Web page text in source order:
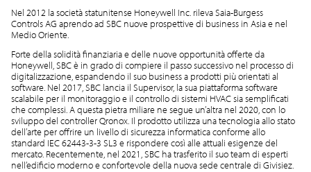
Nel 2012 la società statunitense Honeywell Inc. rileva Saia-Burgess
Controls AG aprendo ad SBC nuove prospettive di business in Asia e nel
Medio Oriente.
Forte della solidità finanziaria e delle nuove opportunità offerte da
Honeywell, SBC è in grado di compiere il passo successivo nel processo di
digitalizzazione, espandendo il suo business a prodotti più orientati al
software. Nel 2017, SBC lancia il Supervisor, la sua piattaforma software
scalabile per il monitoraggio e il controllo di sistemi HVAC sia semplificati
che complessi. A questa pietra miliare ne segue un’altra nel 2020, con lo
sviluppo del controller Qronox. Il prodotto utilizza una tecnologia allo stato
dell’arte per offrire un livello di sicurezza informatica conforme allo
standard IEC 62443-3-3 SL3 e rispondere così alle attuali esigenze del
mercato. Recentemente, nel 2021, SBC ha trasferito il suo team di esperti
nell’edificio moderno e confortevole della nuova sede centrale di Givisiez.